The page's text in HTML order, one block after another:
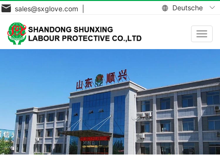
Deutsche
sales@sxglove.com |